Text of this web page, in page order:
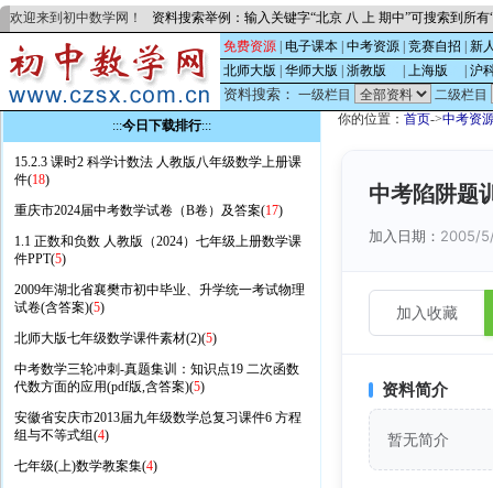
欢迎来到初中数学网！ 资料搜索举例：输入关键字“北京 八 上 期中”可搜索到所
免费资源 电子课本 中考资源 竞赛自招
新
北师大版
华师大版 浙教版 上海版 沪
资料搜索： 一级栏目
二级栏目
:::今日下载排行:::
15.2.3 课时2 科学计数法 人教版八年级数学上册课
件(18)
重庆市2024届中考数学试卷（B卷）及答案(17)
1.1 正数和负数 人教版（2024）七年级上册数学课
件PPT(5)
2009年湖北省襄樊市初中毕业、升学统一考试物理
试卷(含答案)(5)
北师大版七年级数学课件素材(2)(5)
中考数学三轮冲刺-真题集训：知识点19 二次函数
代数方面的应用(pdf版,含答案)(5)
安徽省安庆市2013届九年级数学总复习课件6 方程
组与不等式组(4)
七年级(上)数学教案集(4)
你的位置： 首页->中考资
中考陷阱题
加入日期： 2005/
加入收藏
资料简介
暂无简介